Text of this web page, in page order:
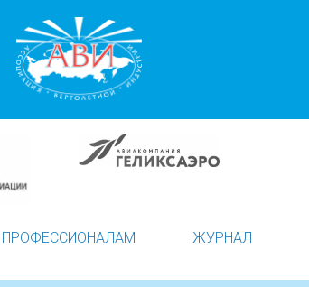
ПРОФЕССИОНАЛАМ ЖУРНАЛ